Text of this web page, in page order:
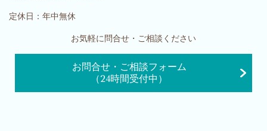
定休日：年中無休
お気軽に問合せ・ご相談ください
お問合せ・ご相談フォーム
（24時間受付中）